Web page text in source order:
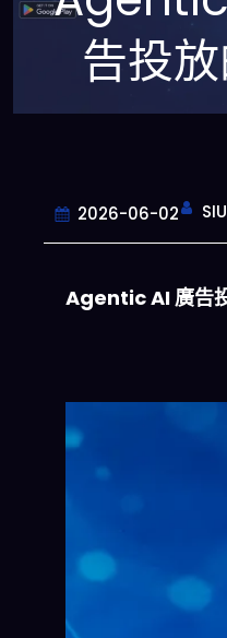
告投
2026-06-02
Agentic AI 廣告